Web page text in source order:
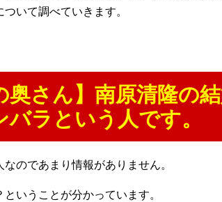
いて調べていきます。
奥さん】南原清隆の
ラという人です。
のであまり情報がありません。
いうことが分かっています。